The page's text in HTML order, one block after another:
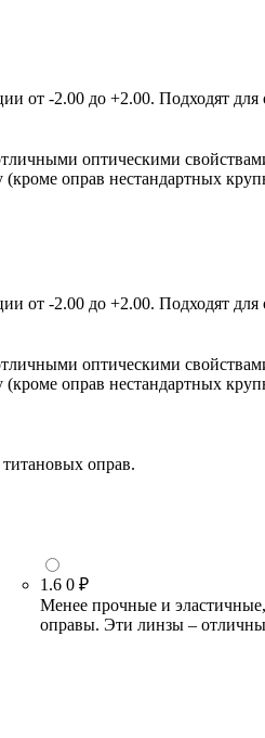
-2.00 до +2.00. Подходят для
оптическими
(кроме оправ нестандартных
-2.00 до +2.00. Подходят для
оптическими
(кроме оправ нестандартных
оправ.
1.6 0 ₽
Менее прочные и
оправы. Эти линзы –